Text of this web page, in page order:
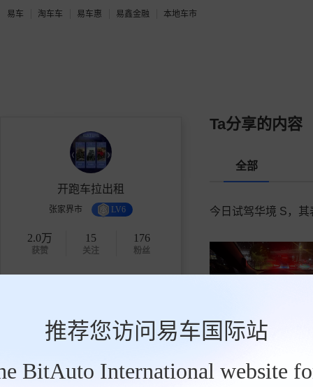
易车 淘车车 易车惠 易鑫金融 本地车市
推荐您访问易车国际站
BitAuto International website
开跑车拉出租
张家界市 LV6
2.0万
获赞
15
关注
176
粉丝
发私信
Ta分享的内容
全部
今日试驾华境 S，